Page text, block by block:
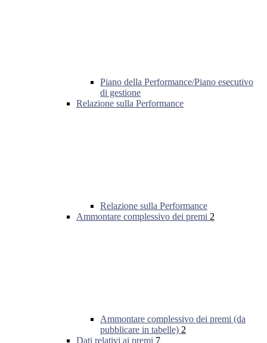
Piano della Performance/Piano esecutivo
di gestione
Relazione sulla Performance
Relazione sulla Performance
Ammontare complessivo dei premi 2
Ammontare complessivo dei premi (da
pubblicare in tabelle) 2
Dati relativi ai premi 7